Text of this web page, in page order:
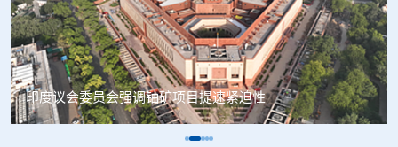
中核辐智正式设立 中国同辐持股90%打通核医疗全产业链